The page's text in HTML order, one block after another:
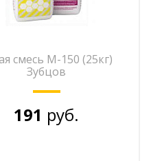
смесь М-150 (25кг)
Зубцов
191 руб.